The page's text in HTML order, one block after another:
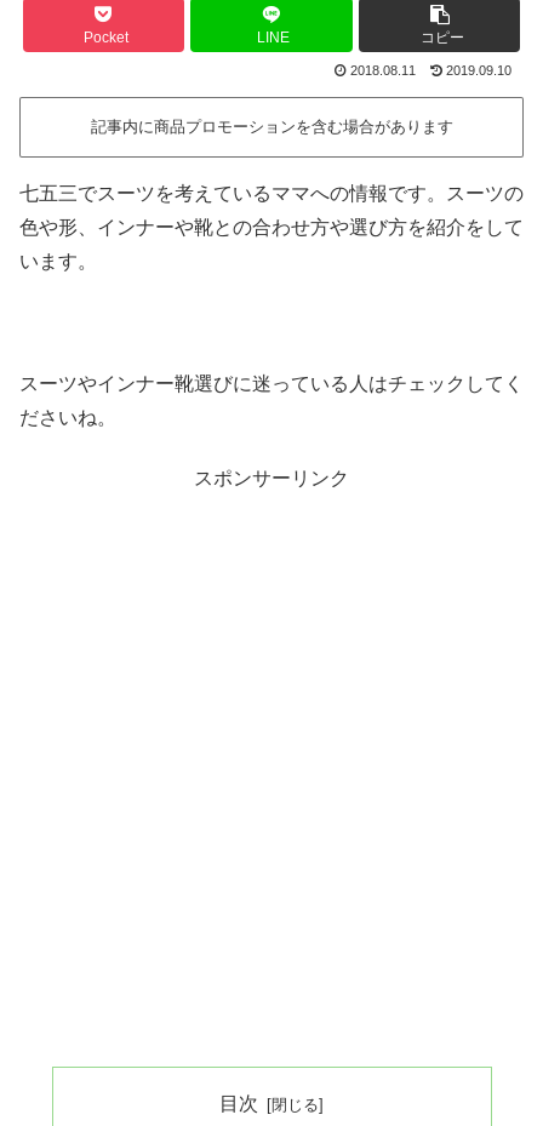
Pocket LINE コピー
2018.08.11 2019.09.10
記事内に商品プロモーションを含む場合があります
七五三でスーツを考えているママへの情報です。スーツの
色や形、インナーや靴との合わせ方や選び方を紹介をして
います。
スーツやインナー靴選びに迷っている人はチェックしてく
ださいね。
スポンサーリンク
目次